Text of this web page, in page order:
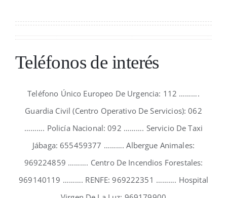
Teléfonos de interés
Teléfono Único Europeo De Urgencia: 112 ……….
Guardia Civil (Centro Operativo De Servicios): 062
………. Policía Nacional: 092 ………. Servicio De Taxi
Jábaga: 655459377 ………. Albergue Animales:
969224859 ………. Centro De Incendios Forestales:
969140119 ………. RENFE: 969222351 ………. Hospital